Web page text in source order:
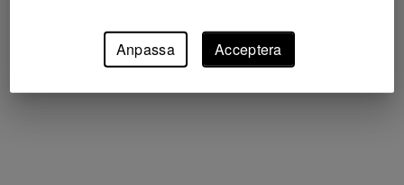
Anpassa Acceptera